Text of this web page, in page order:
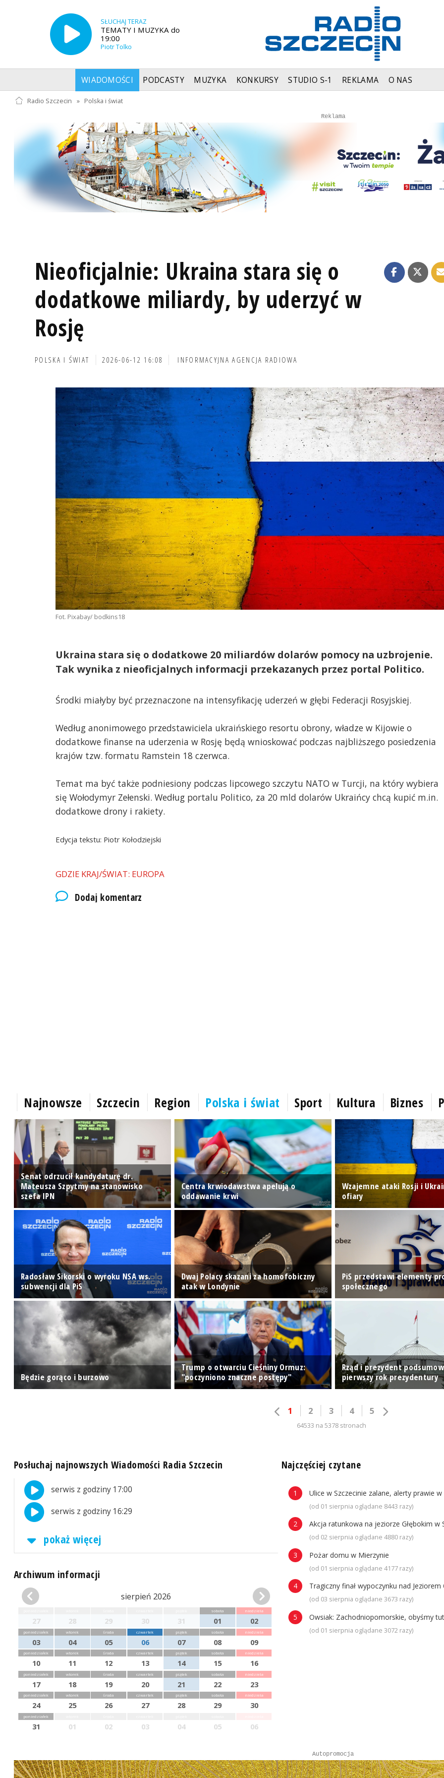
SŁUCHAJ TERAZ
TEMATY I MUZYKA do
19:00
Piotr Tolko
WIADOMOŚCI PODCASTY MUZYKA KONKURSY STUDIO S-1 REKLAMA O NAS
Radio Szczecin » Polska i świat
Autopromocja
Reklama
Autopromocja
Nieoficjalnie: Ukraina stara się o
dodatkowe miliardy, by uderzyć w
Rosję
POLSKA I ŚWIAT 2026-06-12 16:08 INFORMACYJNA AGENCJA RADIOWA
Fot. Pixabay/ bodkins18
Ukraina stara się o dodatkowe 20 miliardów dolarów pomocy na uzbrojenie.
Tak wynika z nieoficjalnych informacji przekazanych przez portal Politico.
Środki miałyby być przeznaczone na intensyfikację uderzeń w głębi Federacji Rosyjskiej.
Według anonimowego przedstawiciela ukraińskiego resortu obrony, władze w Kijowie o
dodatkowe finanse na uderzenia w Rosję będą wnioskować podczas najbliższego posiedzenia
krajów tzw. formatu Ramstein 18 czerwca.
Temat ma być także podniesiony podczas lipcowego szczytu NATO w Turcji, na który wybiera
się Wołodymyr Zełenski. Według portalu Politico, za 20 mld dolarów Ukraińcy chcą kupić m.in.
dodatkowe drony i rakiety.
Edycja tekstu: Piotr Kołodziejski
GDZIE KRAJ/ŚWIAT: EUROPA
Dodaj komentarz
Najnowsze Szczecin Region Polska i świat Sport Kultura Biznes
Senat odrzucił kandydaturę dr.
Mateusza Szpytmy na stanowisko
szefa IPN
Centra krwiodawstwa apelują o
oddawanie krwi
Wzajemne ataki Rosji i
ofiary
Radosław Sikorski o wyroku NSA ws.
subwencji dla PiS
Dwaj Polacy skazani za homofobiczny
atak w Londynie
PiS przedstawi elementy
społecznego
Będzie gorąco i burzowo
Trump o otwarciu Cieśniny Ormuz:
"poczyniono znaczne postępy"
Rząd i prezydent
pierwszy rok prezydentury
1 2 3 4 5
64533 na 5378 stronach
Posłuchaj najnowszych Wiadomości Radia Szczecin
serwis z godziny 17:00
serwis z godziny 16:29
pokaż więcej
Archiwum informacji
sierpień 2026
27 28 29 30 31
sobota
01
niedziela
02
poniedziałek
03
wtorek
04
środa
05
czwartek
06
piątek
07
sobota
08
niedziela
09
poniedziałek
10
wtorek
11
środa
12
czwartek
13
piątek
14
sobota
15
niedziela
16
poniedziałek
17
wtorek
18
środa
19
czwartek
20
piątek
21
sobota
22
niedziela
23
poniedziałek
24
wtorek
25
środa
26
czwartek
27
piątek
28
sobota
29
niedziela
30
poniedziałek
31 01 02 03 04 05 06
Najczęściej czytane
Ulice w Szczecinie zalane, alerty prawie w
(od 01 sierpnia oglądane 8443 razy)
Akcja ratunkowa na jeziorze Głębokim w
(od 02 sierpnia oglądane 4880 razy)
Pożar domu w Mierzynie
(od 01 sierpnia oglądane 4177 razy)
Tragiczny finał wypoczynku nad Jeziorem
(od 03 sierpnia oglądane 3673 razy)
Owsiak: Zachodniopomorskie, obyśmy
(od 01 sierpnia oglądane 3072 razy)
Autopromocja